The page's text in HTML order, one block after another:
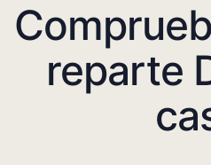
reparte